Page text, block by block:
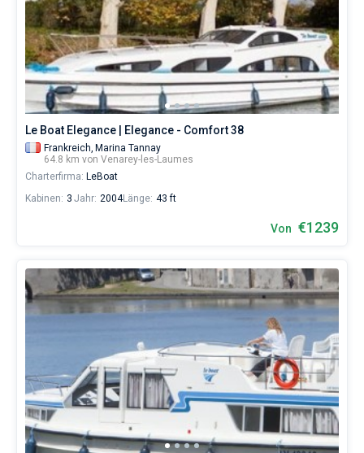
Le Boat Elegance | Elegance - Comfort 38
Frankreich, Marina Tannay
64.8 km von Venarey-les-Laumes
Charterfirma: LeBoat
Kabinen: 3 Jahr: 2004Länge: 43 ft
Von €1239